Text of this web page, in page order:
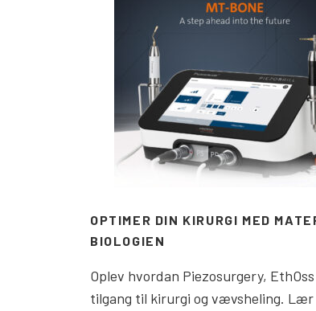
OPTIMER DIN KIRURGI MED
BIOLOGIEN
Oplev hvordan Piezosurgery,
tilgang til kirurgi og vævsheling.